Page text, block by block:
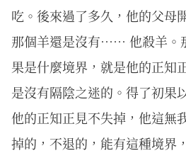
吃。後來過了多久，他的父母
那個羊還是沒有…… 他殺羊。
果是什麼境界，就是他的正知
是沒有隔陰之迷的。得了初果
他的正知正見不失掉，他這無
掉的，不退的，能有這種境界